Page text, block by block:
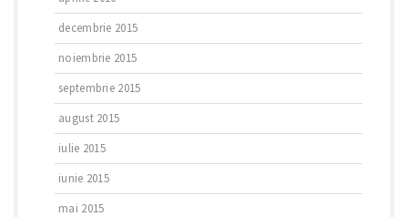
decembrie 2015
noiembrie 2015
septembrie 2015
august 2015
iulie 2015
iunie 2015
mai 2015